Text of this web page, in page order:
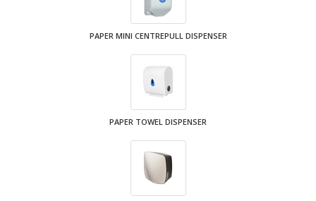
PAPER MINI CENTREPULL DISPENSER
PAPER TOWEL DISPENSER